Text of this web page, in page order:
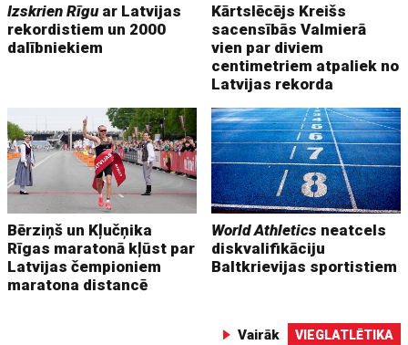
Izskrien Rīguar Latvijas
rekordistiem un 2000
dalībniekiem
Kārtslēcējs Kreišs
sacensībās Valmierā
vien par diviem
centimetriem atpaliek no
Latvijas rekorda
Bērziņš un Kļučņika
Rīgas maratonā kļūst par
Latvijas čempioniem
maratona distancē
World Athletics neatcels
diskvalifikāciju
Baltkrievijas sportistiem
Vairāk VIEGLATLĒTIKA